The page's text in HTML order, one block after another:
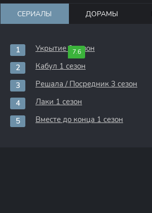
СЕРИАЛЫ ДОРАМЫ
7.6
Укрытие 3 сезон
Кабул 1 сезон
Решала / Посредник 3 сезон
Лаки 1 сезон
Вместе до конца 1 сезон